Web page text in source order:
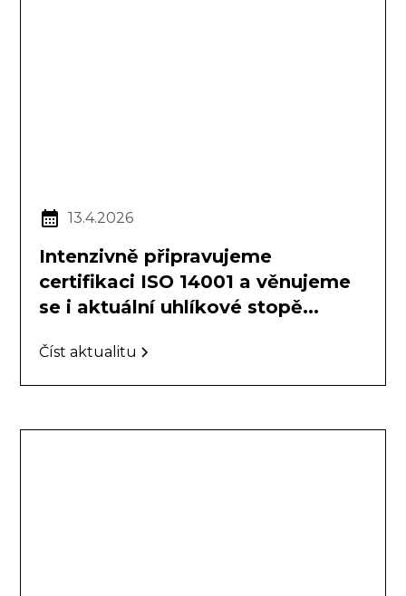
13.4.2026
Intenzivně připravujeme
certifikaci ISO 14001 a věnujeme
se i aktuální uhlíkové stopě...
Číst aktualitu